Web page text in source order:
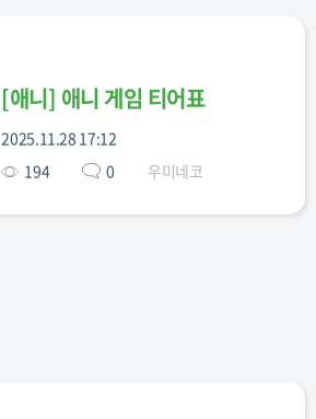
[애니] 애니 게임 티어표
2025.11.28 17:12
194
0 우미네코